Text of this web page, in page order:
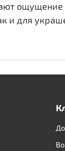
ощущение
и для